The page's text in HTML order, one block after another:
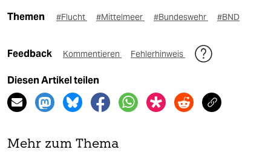
Themen #Flucht #Mittelmeer #Bundeswehr #BND
Feedback Kommentieren Fehlerhinweis
Diesen Artikel teilen
Mehr zum Thema